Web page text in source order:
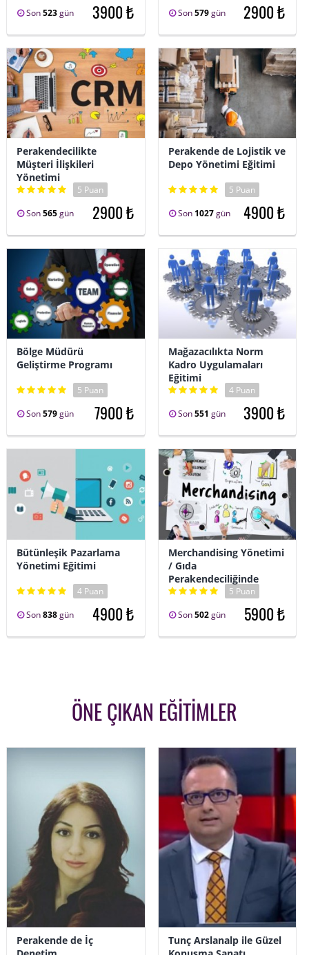
Son523gün 3900 ₺
Son579gün 2900 ₺
Perakendecilikte
Müşteri İlişkileri
Yönetimi
5 Puan
Son565gün 2900 ₺
Perakende de Lojistik ve
Depo Yönetimi Eğitimi
5 Puan
Son 1027gün 4900 ₺
Bölge Müdürü
Geliştirme Programı
5 Puan
Son579gün 7900 ₺
Mağazacılıkta Norm
Kadro Uygulamaları
Eğitimi
4 Puan
Son551 gün 3900 ₺
Bütünleşik Pazarlama
Yönetimi Eğitimi
4 Puan
Son838gün 4900 ₺
Merchandising Yönetimi
/ Gıda
Perakendeciliğinde
5 Puan
Son502gün 5900 ₺
ÖNE ÇIKAN EĞİTİMLER
Perakende de İç
Tunç Arslanalp ile Güzel